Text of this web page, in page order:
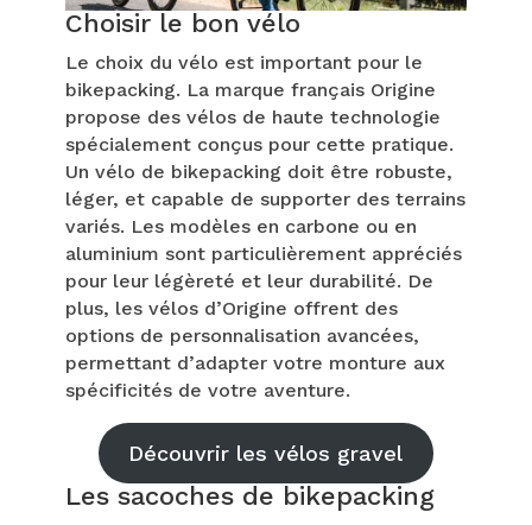
Choisir le bon vélo
Le choix du vélo est important pour le
bikepacking. La marque français Origine
propose des vélos de haute technologie
spécialement conçus pour cette pratique.
Un vélo de bikepacking doit être robuste,
léger, et capable de supporter des terrains
variés. Les modèles en carbone ou en
aluminium sont particulièrement appréciés
pour leur légèreté et leur durabilité. De
plus, les vélos d’Origine offrent des
options de personnalisation avancées,
permettant d’adapter votre monture aux
spécificités de votre aventure.
Découvrir les vélos gravel
Les sacoches de bikepacking